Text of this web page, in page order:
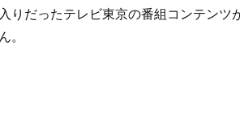
りだったテレビ東京の番組コンテン
。